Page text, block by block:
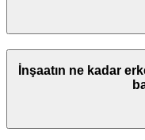
İnşaatın ne kadar